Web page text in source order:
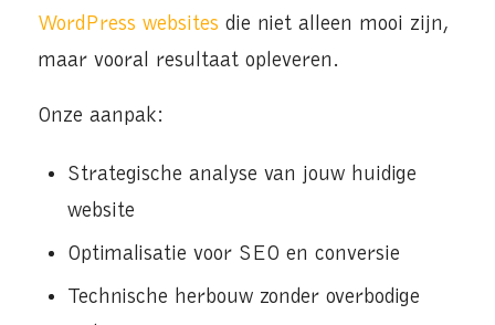
WordPress websites die niet alleen mooi zijn,
maar vooral resultaat opleveren.
Onze aanpak:
Strategische analyse van jouw huidige
website
Optimalisatie voor SEO en conversie
Technische herbouw zonder overbodige